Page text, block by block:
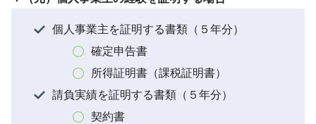
個人事業主を証明する書類（５年分）
確定申告書
所得証明書（課税証明書）
請負実績を証明する書類（５年分）
契約書